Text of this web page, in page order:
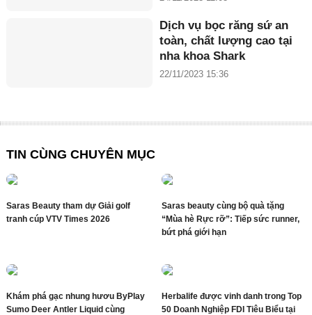
Dịch vụ bọc răng sứ an
toàn, chất lượng cao tại
nha khoa Shark
22/11/2023 15:36
TIN CÙNG CHUYÊN MỤC
Saras Beauty tham dự Giải golf
tranh cúp VTV Times 2026
Saras beauty cùng bộ quà tặng
“Mùa hè Rực rỡ”: Tiếp sức runner,
bứt phá giới hạn
Khám phá gạc nhung hươu ByPlay
Sumo Deer Antler Liquid cùng
Herbalife được vinh danh trong Top
50 Doanh Nghiệp FDI Tiêu Biểu tại